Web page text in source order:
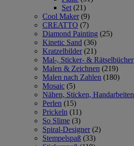
Set (21)
Cool Maker (9)
CREATTO (7)
Diamond Painting (25)
Kinetic Sand (36)
Kratzelbilder (21)
Mal-, Sticker- & Rätselbücher
Malen & Zeichnen (219)
Malen nach Zahlen (180)
Mosaic (5)
Nähen, Sticken, Handarbeiten
Perlen (15)
Prickeln (11)
So Slime (3)
Spiral-Designer (2)
Stempelspaß (33)